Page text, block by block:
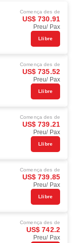
Comença des de
US$ 730.91
Preu/ Pax
Llibre
Comença des de
US$ 735.52
Preu/ Pax
Llibre
Comença des de
US$ 739.21
Preu/ Pax
Llibre
Comença des de
US$ 739.85
Preu/ Pax
Llibre
Comença des de
US$ 742.2
Preu/ Pax